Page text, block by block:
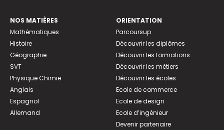
NOS MATIÈRES
Mathématiques
Histoire
Géographie
SVT
Physique Chimie
Anglais
Espagnol
Allemand
ORIENTATION
Parcoursup
Découvrir les diplômes
Découvrir les formations
Découvrir les métiers
Découvrir les écoles
Ecole de commerce
Ecole de design
Ecole d’ingénieur
Devenir partenaire